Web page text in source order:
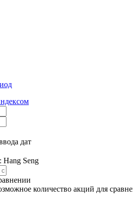
дат
Hang Seng
количество акций для